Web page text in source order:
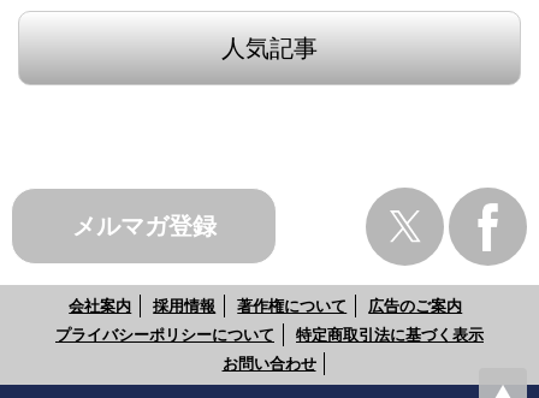
人気記事
メルマガ登録
会社案内 採用情報 著作権について
広告のご案内
プライバシーポリシーについて
特定商取引法に基づく表示
お問い合わせ